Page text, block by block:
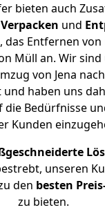
bieten auch
Verpacken und
, das Entfernen
Müll an. Wir
von Jena
und haben uns
die Bedürfnisse
Kunden
unseren
den besten
zu bieten.